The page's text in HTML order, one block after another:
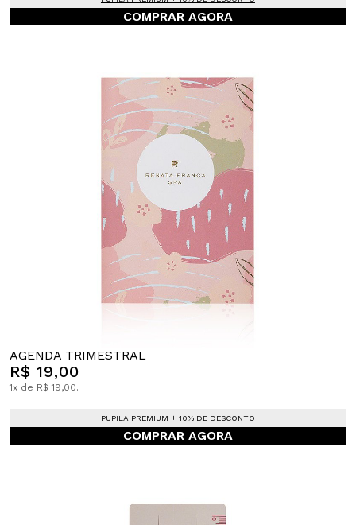
COMPRAR AGORA
AGENDA TRIMESTRAL
R$ 19,00
1x de R$ 19,00.
PUPILA PREMIUM + 10% DE DESCONTO
COMPRAR AGORA